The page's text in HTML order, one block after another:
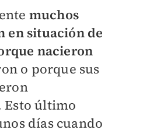
muchos
en situación de
nacieron
o porque sus
Esto último
días cuando